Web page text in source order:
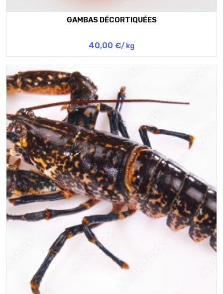
GAMBAS DÉCORTIQUÉES
40,00 €/ kg